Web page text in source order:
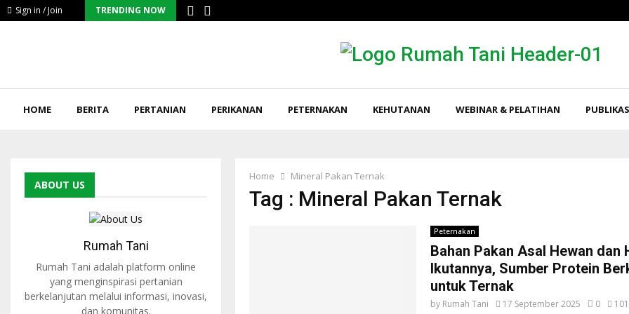
Sign in / Join TRENDING NOW
HOME BERITA PERTANIAN PERIKANAN PETERNAKAN KEHUTANAN WEBINAR & PELATIHAN
Home Mineral Pakan Ternak
Tag : Mineral Pakan Ternak
Peternakan
Bahan Pakan Asal Hewan dan
Ikutannya, Sumber Protein
untuk Ternak
by Rumah Tani 17 September 2025 0
ABOUT US
Rumah Tani
Rumah Tani adalah platform online
yang menginspirasi pertanian
berkelanjutan melalui informasi, inovasi,
dan komunitas.